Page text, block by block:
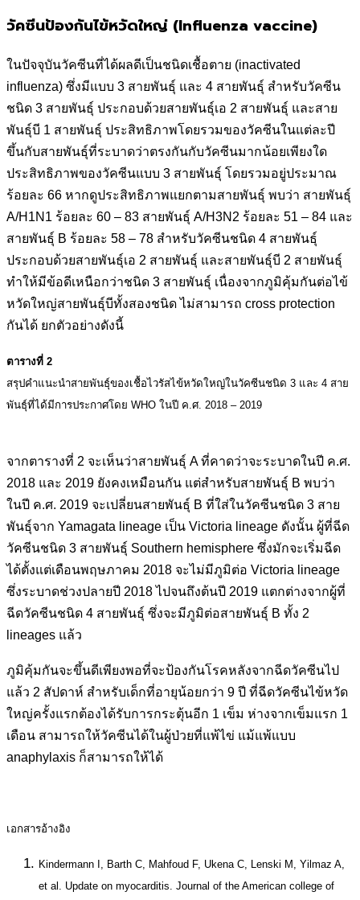
วัคซีนป้องกันไข้หวัดใหญ่ (Influenza vaccine)
ในปัจจุบันวัคซีนที่ได้ผลดีเป็นชนิดเชื้อตาย (inactivated
influenza) ซึ่งมีแบบ 3 สายพันธุ์ และ 4 สายพันธุ์ สำหรับวัคซีน
ชนิด 3 สายพันธุ์ ประกอบด้วยสายพันธุ์เอ 2 สายพันธุ์ และสาย
พันธุ์บี 1 สายพันธุ์ ประสิทธิภาพโดยรวมของวัคซีนในแต่ละปี
ขึ้นกับสายพันธุ์ที่ระบาดว่าตรงกันกับวัคซีนมากน้อยเพียงใด
ประสิทธิภาพของวัคซีนแบบ 3 สายพันธุ์ โดยรวมอยู่ประมาณ
ร้อยละ 66 หากดูประสิทธิภาพแยกตามสายพันธุ์ พบว่า สายพันธุ์
A/H1N1 ร้อยละ 60 – 83 สายพันธุ์ A/H3N2 ร้อยละ 51 – 84 และ
สายพันธุ์ B ร้อยละ 58 – 78 สำหรับวัคซีนชนิด 4 สายพันธุ์
ประกอบด้วยสายพันธุ์เอ 2 สายพันธุ์ และสายพันธุ์บี 2 สายพันธุ์
ทำให้มีข้อดีเหนือกว่าชนิด 3 สายพันธุ์ เนื่องจากภูมิคุ้มกันต่อไข้
หวัดใหญ่สายพันธุ์บีทั้งสองชนิด ไม่สามารถ cross protection
กันได้ ยกตัวอย่างดังนี้
ตารางที่ 2
สรุปคำแนะนำสายพันธุ์ของเชื้อไวรัสไข้หวัดใหญ่ในวัคซีนชนิด 3 และ 4 สาย
พันธุ์ที่ได้มีการประกาศโดย WHO ในปี ค.ศ. 2018 – 2019
จากตารางที่ 2 จะเห็นว่าสายพันธุ์ A ที่คาดว่าจะระบาดในปี ค.ศ.
2018 และ 2019 ยังคงเหมือนกัน แต่สำหรับสายพันธุ์ B พบว่า
ในปี ค.ศ. 2019 จะเปลี่ยนสายพันธุ์ B ที่ใส่ในวัคซีนชนิด 3 สาย
พันธุ์จาก Yamagata lineage เป็น Victoria lineage ดังนั้น ผู้ที่ฉีด
วัคซีนชนิด 3 สายพันธุ์ Southern hemisphere ซึ่งมักจะเริ่มฉีด
ได้ตั้งแต่เดือนพฤษภาคม 2018 จะไม่มีภูมิต่อ Victoria lineage
ซึ่งระบาดช่วงปลายปี 2018 ไปจนถึงต้นปี 2019 แตกต่างจากผู้ที่
ฉีดวัคซีนชนิด 4 สายพันธุ์ ซึ่งจะมีภูมิต่อสายพันธุ์ B ทั้ง 2
lineages แล้ว
ภูมิคุ้มกันจะขึ้นดีเพียงพอที่จะป้องกันโรคหลังจากฉีดวัคซีนไป
แล้ว 2 สัปดาห์ สำหรับเด็กที่อายุน้อยกว่า 9 ปี ที่ฉีดวัคซีนไข้หวัด
ใหญ่ครั้งแรกต้องได้รับการกระตุ้นอีก 1 เข็ม ห่างจากเข็มแรก 1
เดือน สามารถให้วัคซีนได้ในผู้ป่วยที่แพ้ไข่ แม้แพ้แบบ
anaphylaxis ก็สามารถให้ได้
เอกสารอ้างอิง
Kindermann I, Barth C, Mahfoud F, Ukena C, Lenski M, Yilmaz A,
et al. Update on myocarditis. Journal of the American college of